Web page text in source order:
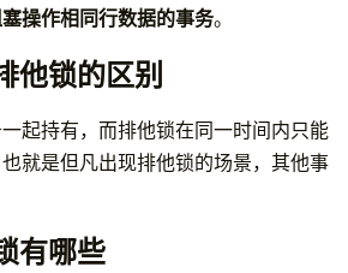
操作相同行数据的事务。
他锁的区别
起持有，而排他锁在同一时间内只能
就是但凡出现排他锁的场景，其他事
有哪些